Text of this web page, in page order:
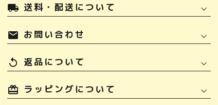
local_shipping 送料・配送について
mail お問い合わせ
replay 返品について
ラッピングについて